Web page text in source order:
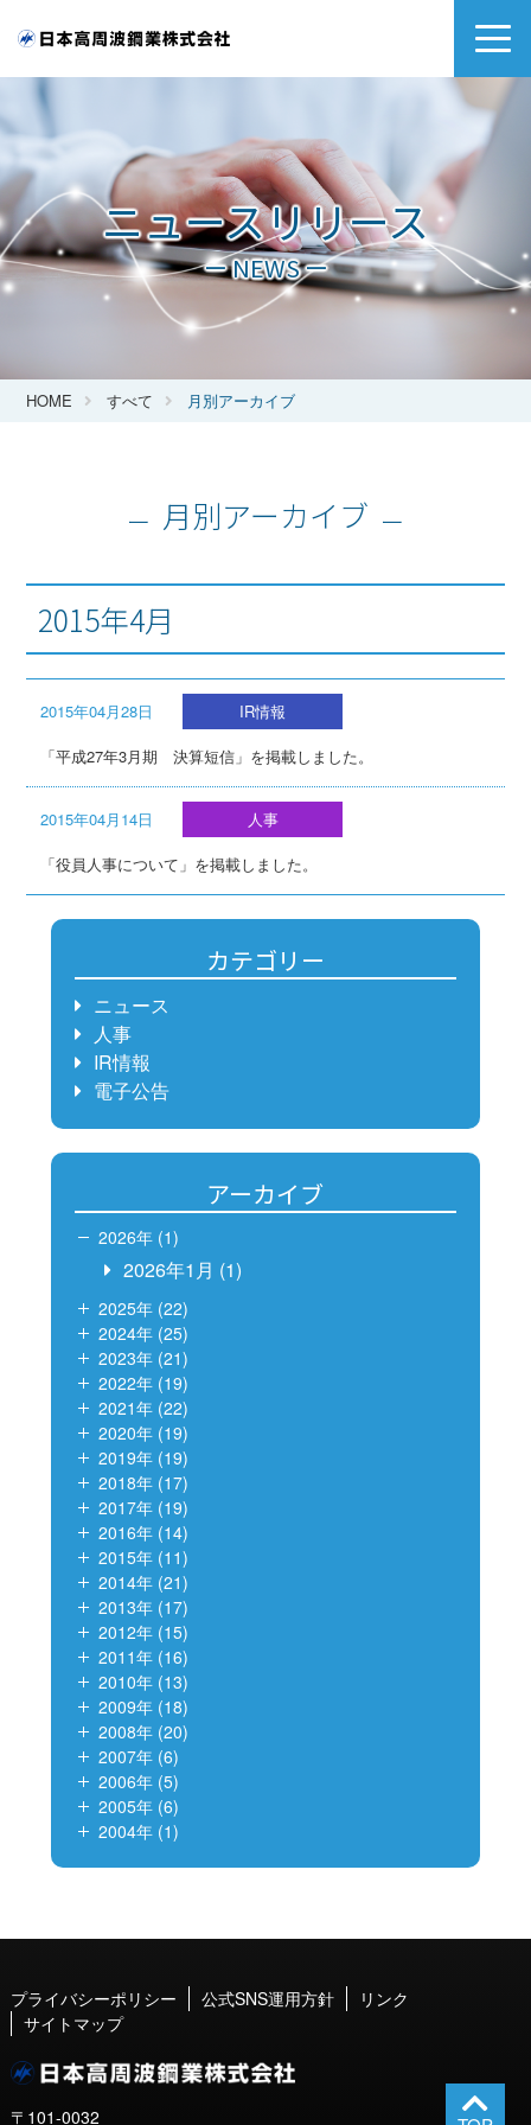
ニュースリリース
ー NEWS ー
HOME すべて 月別アーカイブ
月別アーカイブ
2015年4月
2015年04月28日
IR情報
「平成27年3月期 決算短信」を掲載しました。
2015年04月14日
人事
「役員人事について」を掲載しました。
カテゴリー
ニュース
人事
IR情報
電子公告
アーカイブ
2026年 (1)
2026年1月 (1)
2025年 (22)
2024年 (25)
2023年 (21)
2022年 (19)
2021年 (22)
2020年 (19)
2019年 (19)
2018年 (17)
2017年 (19)
2016年 (14)
2015年 (11)
2014年 (21)
2013年 (17)
2012年 (15)
2011年 (16)
2010年 (13)
2009年 (18)
2008年 (20)
2007年 (6)
2006年 (5)
2005年 (6)
2004年 (1)
プライバシーポリシー 公式SNS運用方針
リンク
サイトマップ
〒101-0032